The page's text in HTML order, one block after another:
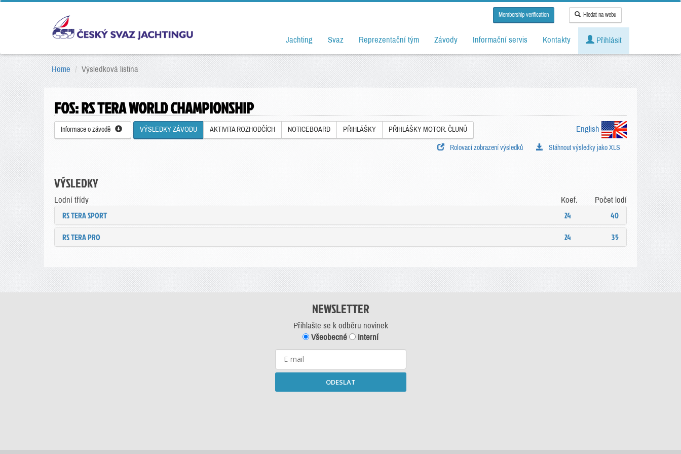
Membership verification Hledat na webu
Jachting Svaz Reprezentační tým Závody Informační servis Kontakty Přihlásit
Home Výsledková listina
FOS: RS TERA WORLD CHAMPIONSHIP
Informace o závodě VÝSLEDKY ZÁVODU AKTIVITA ROZHODČÍCH NOTICEBOARD PŘIHLÁŠKY PŘIHLÁŠKY MOTOR. ČLUNŮ English
Stáhnout výsledky jako XLS
Rolovací zobrazení výsledků
VÝSLEDKY
Lodní třídy Koef. Počet lodí
RS TERA SPORT 24
40
RS TERA PRO
24 35
NEWSLETTER
Přihlašte se k odběru novinek
Všeobecné
Interní
ODESLAT